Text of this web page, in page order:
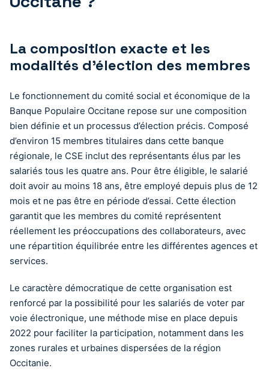
La composition exacte et les
modalités d’élection des membres
Le fonctionnement du comité social et économique de la
Banque Populaire Occitane repose sur une composition
bien définie et un processus d’élection précis. Composé
d’environ 15 membres titulaires dans cette banque
régionale, le CSE inclut des représentants élus par les
salariés tous les quatre ans. Pour être éligible, le salarié
doit avoir au moins 18 ans, être employé depuis plus de 12
mois et ne pas être en période d’essai. Cette élection
garantit que les membres du comité représentent
réellement les préoccupations des collaborateurs, avec
une répartition équilibrée entre les différentes agences et
services.
Le caractère démocratique de cette organisation est
renforcé par la possibilité pour les salariés de voter par
voie électronique, une méthode mise en place depuis
2022 pour faciliter la participation, notamment dans les
zones rurales et urbaines dispersées de la région
Occitanie.